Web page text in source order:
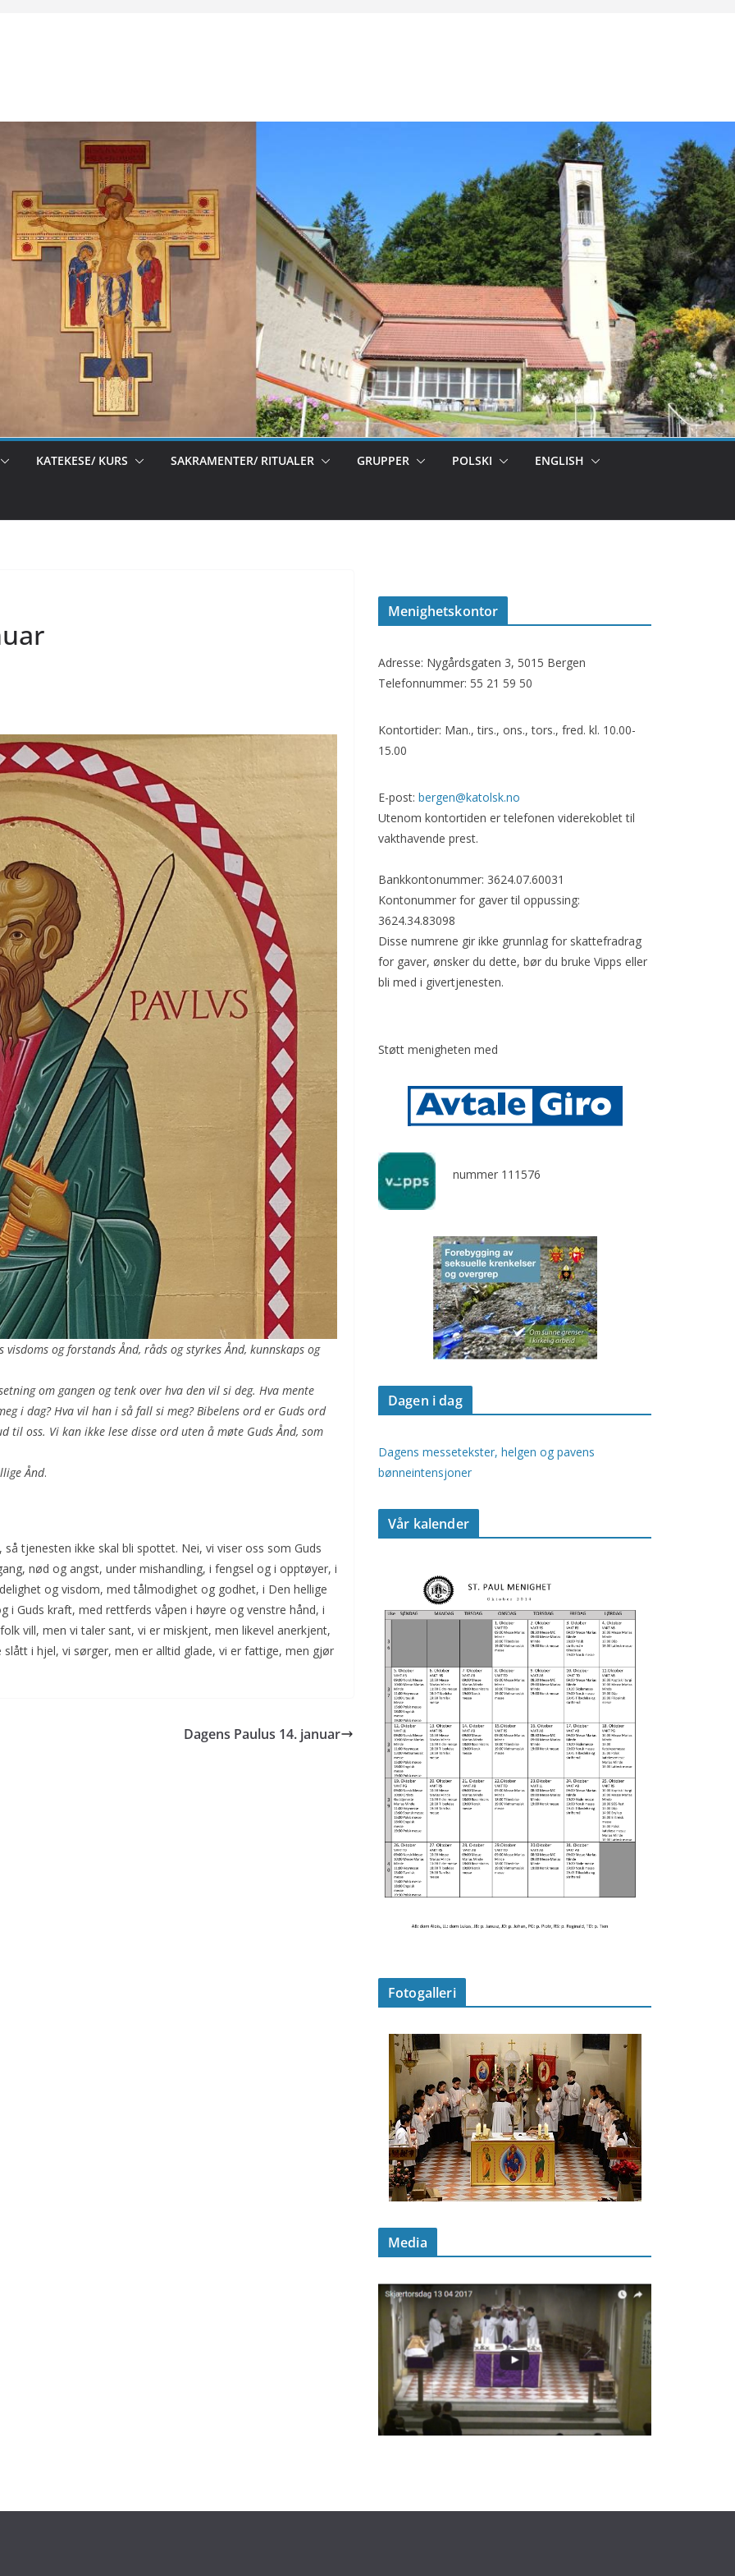
KATEKESE/ KURS SAKRAMENTER/ RITUALER GRUPPER POLSKI ENGLISH
og forstands Ånd, råds og styrkes Ånd, kunnskaps og
om gangen og tenk over hva den vil si deg. Hva mente
i dag? Hva vil han i så fall si meg? Bibelens ord er Guds ord
til oss. Vi kan ikke lese disse ord uten å møte Guds Ånd, som
Ånd.
tjenesten ikke skal bli spottet. Nei, vi viser oss som Guds
nød og angst, under mishandling, i fengsel og i opptøyer, i
og visdom, med tålmodighet og godhet, i Den hellige
Guds kraft, med rettferds våpen i høyre og venstre hånd, i
vill, men vi taler sant, vi er miskjent, men likevel anerkjent,
i hjel, vi sørger, men er alltid glade, vi er fattige, men gjør
Dagens Paulus 14. januar
Menighetskontor
Adresse: Nygårdsgaten 3, 5015 Bergen
Telefonnummer: 55 21 59 50
Kontortider: Man., tirs., ons., tors., fred. kl. 10.00-
15.00
E-post: bergen@katolsk.no
Utenom kontortiden er telefonen viderekoblet til
vakthavende prest.
Bankkontonummer: 3624.07.60031
Kontonummer for gaver til oppussing:
3624.34.83098
Disse numrene gir ikke grunnlag for skattefradrag
for gaver, ønsker du dette, bør du bruke Vipps eller
bli med i givertjenesten.
Støtt menigheten med
nummer 111576
Dagen i dag
Dagens messetekster, helgen og pavens
bønneintensjoner
Vår kalender
Fotogalleri
Media